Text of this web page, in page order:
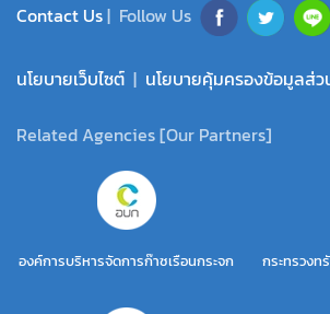
Contact Us| Follow Us
นโยบายเว็บไซต์ | นโยบายคุ้มครองข้อมูลส่
Related Agencies [Our Partners]
องค์การบริหารจัดการก๊าซเรือนกระจก
กระทรวงท